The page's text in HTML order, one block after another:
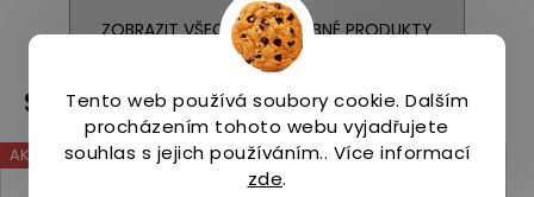
Tento web používá soubory cookie. Dalším
procházením tohoto webu vyjadřujete
souhlas s jejich používáním.. Více informací
zde.
ZOBRAZIT VŠECHNY PODOBNÉ PRODUKTY
Související produkty
AKCE Kód:ASP_00090010_3_1